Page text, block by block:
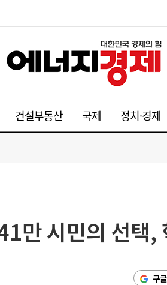
건설부동산 국제 정치·경제
만 시민의 선택
구